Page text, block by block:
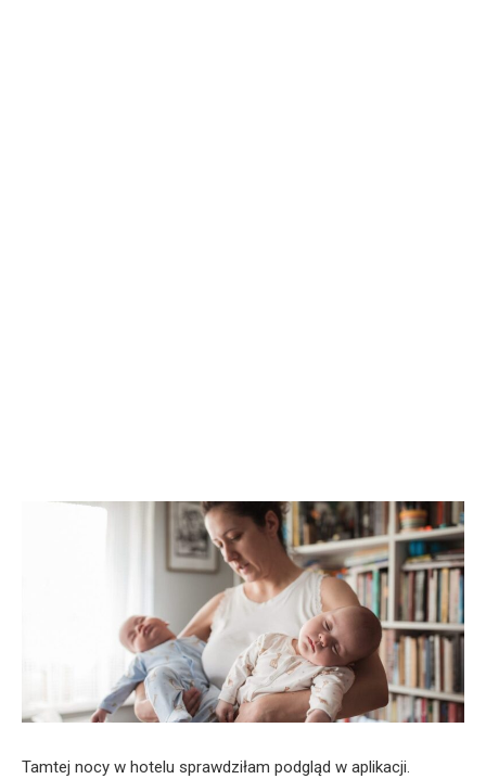
Tamtej nocy w hotelu sprawdziłam podgląd w aplikacji.